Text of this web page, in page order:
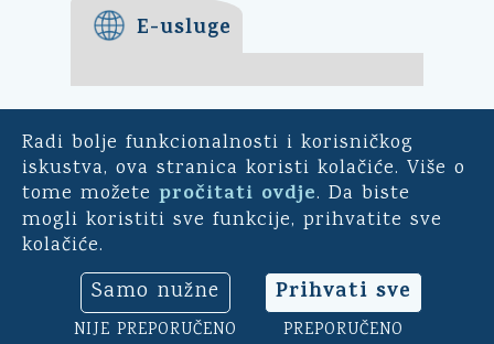
Radi bolje funkcionalnosti i korisničkog
iskustva, ova stranica koristi kolačiće. Više o
tome možete pročitati ovdje. Da biste
mogli koristiti sve funkcije, prihvatite sve
kolačiće.
Samo nužne
NIJE PREPORUČENO
Prihvati sve
PREPORUČENO
E-usluge
E-demokracija
Za mještane Općine Kali -
uključite se u ankete o
općinu. Sudjelujte u
savjetodavnim e-referendumima.
Osim toga, na ovoj aplikaciji